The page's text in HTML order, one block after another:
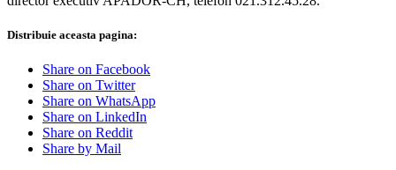
Distribuie aceasta pagina:
Share on Facebook
Share on Twitter
Share on WhatsApp
Share on LinkedIn
Share on Reddit
Share by Mail